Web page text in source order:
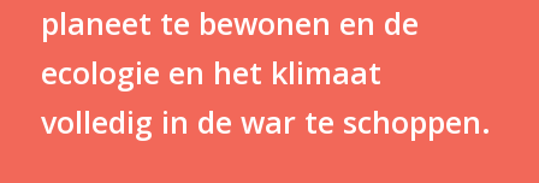
planeet te bewonen en de
ecologie en het klimaat
volledig in de war te schoppen.